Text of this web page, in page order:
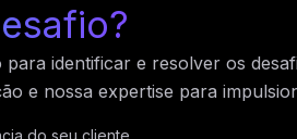
identificar e resolver os
e nossa expertise para
do seu cliente.